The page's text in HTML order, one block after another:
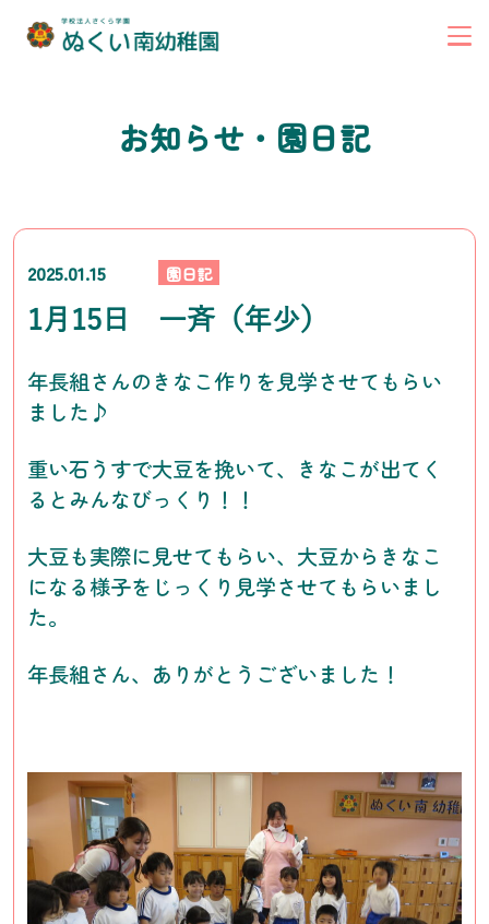
お知らせ・園日記
2025.01.15 園日記
1月15日 一斉（年少）
年長組さんのきなこ作りを見学させてもらい
ました♪
重い石うすで大豆を挽いて、きなこが出てく
るとみんなびっくり！！
大豆も実際に見せてもらい、大豆からきなこ
になる様子をじっくり見学させてもらいまし
た。
年長組さん、ありがとうございました！